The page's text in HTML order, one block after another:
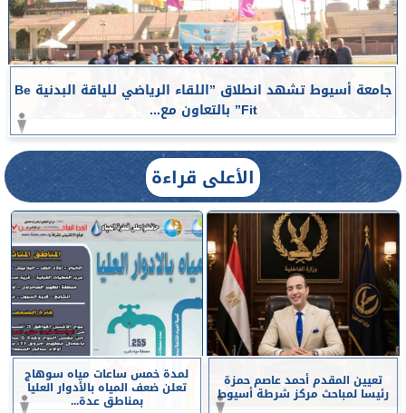
جامعة أسيوط تشهد انطلاق ”اللقاء الرياضي للياقة البدنية Be
Fit” بالتعاون مع...
الأعلى قراءة
تعيين المقدم أحمد عاصم حمزة
رئيسا لمباحث مركز شرطة أسيوط
لمدة خمس ساعات مياه سوهاج
تعلن ضعف المياه بالأدوار العليا
بمناطق عدة...